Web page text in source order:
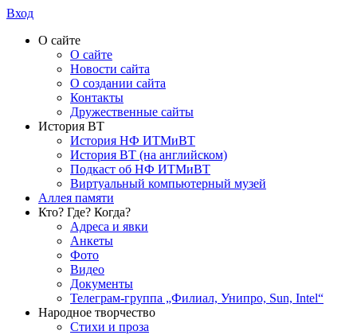
Вход
О сайте
О сайте
Новости сайта
О создании сайта
Контакты
Дружественные сайты
История ВТ
История НФ ИТМиВТ
История ВТ (на английском)
Подкаст об НФ ИТМиВТ
Виртуальный компьютерный музей
Аллея памяти
Кто? Где? Когда?
Адреса и явки
Анкеты
Фото
Видео
Документы
Телеграм-группа „Филиал, Унипро, Sun, Intel“
Народное творчество
Стихи и проза